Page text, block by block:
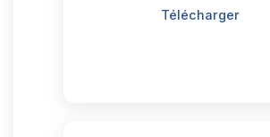
Télécharger